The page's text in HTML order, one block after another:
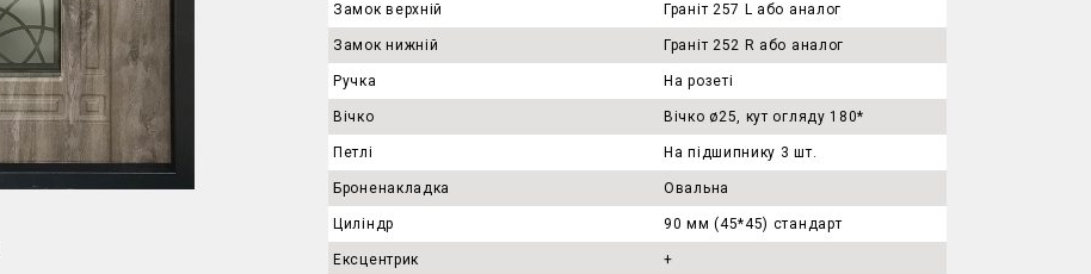
Замок верхній Граніт 257 L або аналог
Замок нижній Граніт 252 R або аналог
Ручка На розеті
Вічко Вічко ø25, кут огляду 180*
Петлі На підшипнику 3 шт.
Броненакладка Овальна
Циліндр 90 мм (45*45) стандарт
Ексцентрик +